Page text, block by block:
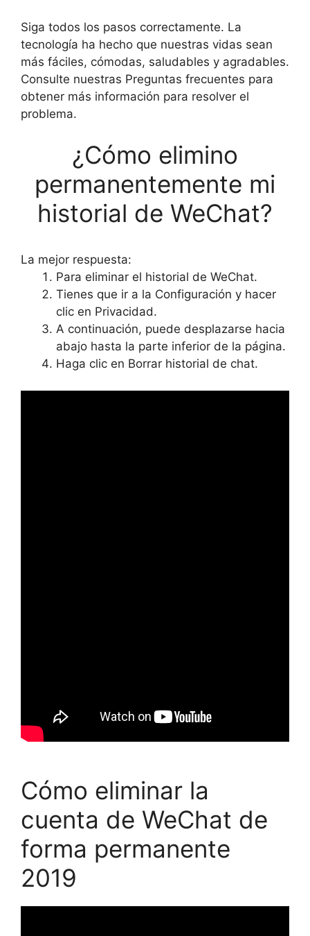
Siga todos los pasos correctamente. La
tecnología ha hecho que nuestras vidas sean
más fáciles, cómodas, saludables y agradables.
Consulte nuestras Preguntas frecuentes para
obtener más información para resolver el
problema.
¿Cómo elimino
permanentemente mi
historial de WeChat?
La mejor respuesta:
Para eliminar el historial de WeChat.
Tienes que ir a la Configuración y hacer
clic en Privacidad.
A continuación, puede desplazarse hacia
abajo hasta la parte inferior de la página.
Haga clic en Borrar historial de chat.
Cómo eliminar la
cuenta de WeChat de
forma permanente
2019